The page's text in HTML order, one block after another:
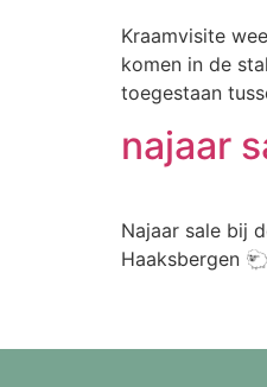
Kraamvisite
komen in de
toegestaan
najaar
Najaar sale bij
Haaksbergen